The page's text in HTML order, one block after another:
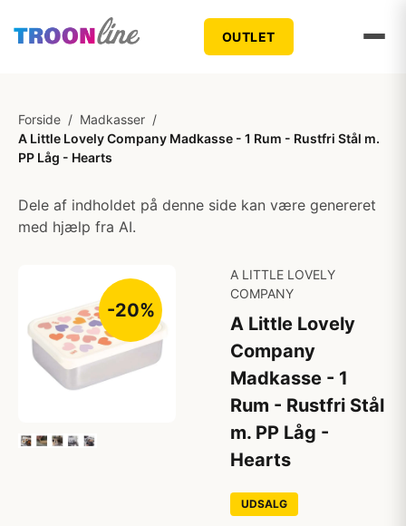
OUTLET
Forside / Madkasser /
A Little Lovely Company Madkasse - 1 Rum - Rustfri Stål m.
PP Låg - Hearts
Dele af indholdet på denne side kan være genereret
med hjælp fra AI.
-20%
A LITTLE LOVELY
COMPANY
A Little Lovely
Company
Madkasse - 1
Rum - Rustfri Stål
m. PP Låg -
Hearts
UDSALG